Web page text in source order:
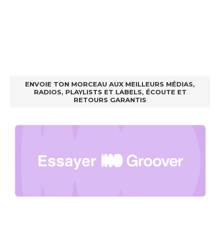
ENVOIE TON MORCEAU AUX MEILLEURS MÉDIAS,
RADIOS, PLAYLISTS ET LABELS, ÉCOUTE ET
RETOURS GARANTIS